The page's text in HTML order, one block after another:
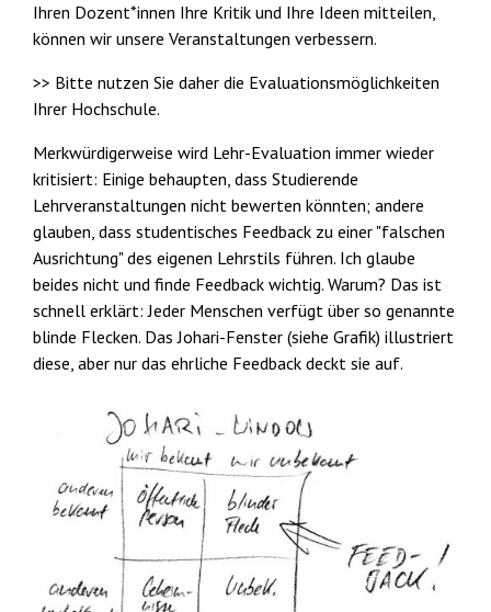
Ihren Dozent*innen Ihre Kritik und Ihre Ideen mitteilen,
können wir unsere Veranstaltungen verbessern.
>> Bitte nutzen Sie daher die Evaluationsmöglichkeiten
Ihrer Hochschule.
Merkwürdigerweise wird Lehr-Evaluation immer wieder
kritisiert: Einige behaupten, dass Studierende
Lehrveranstaltungen nicht bewerten könnten; andere
glauben, dass studentisches Feedback zu einer "falschen
Ausrichtung" des eigenen Lehrstils führen. Ich glaube
beides nicht und finde Feedback wichtig. Warum? Das ist
schnell erklärt: Jeder Menschen verfügt über so genannte
blinde Flecken. Das Johari-Fenster (siehe Grafik) illustriert
diese, aber nur das ehrliche Feedback deckt sie auf.